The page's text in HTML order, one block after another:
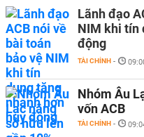
Lãnh đạo
NIM khi tín
động
TÀI CHÍNH -
Nhóm Âu
vốn ACB
TÀI CHÍNH -